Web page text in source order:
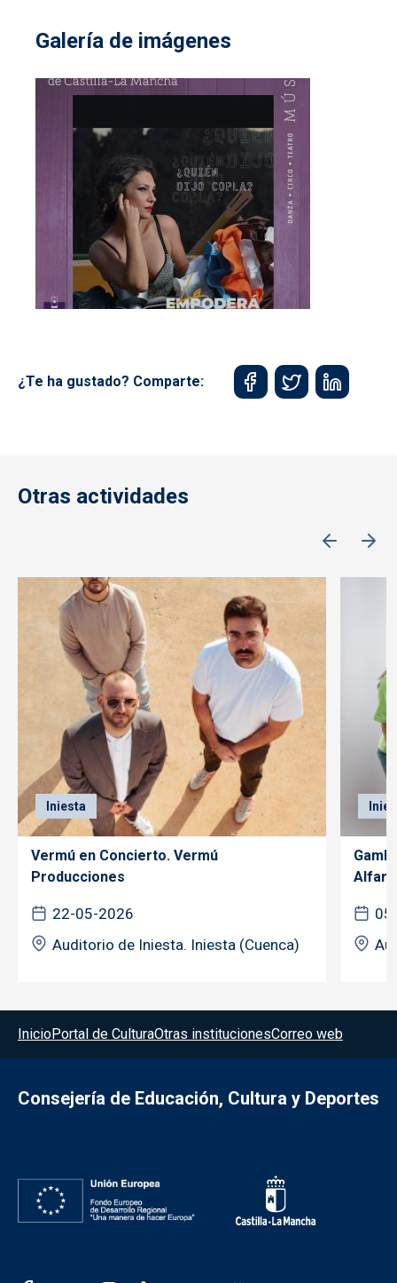
Galería de imágenes
¿Te ha gustado? Comparte:
Otras actividades
Iniesta
Vermú en Concierto. Vermú
Producciones
22-05-2026
Auditorio de Iniesta. Iniesta (Cuenca)
Menú del pie
InicioPortal de CulturaOtras institucionesCorreo web
Consejería de Educación, Cultura y Deportes